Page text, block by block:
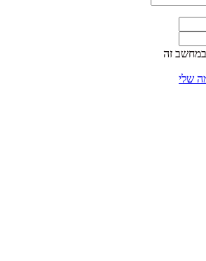
במחשב זה
שלי